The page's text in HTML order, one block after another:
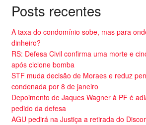
Posts recentes
A taxa do condomínio sobe, mas para
dinheiro?
RS: Defesa Civil confirma uma morte e
após ciclone bomba
STF muda decisão de Moraes e reduz
condenada por 8 de janeiro
Depoimento de Jaques Wagner à PF é
pedido da defesa
AGU pedirá na Justiça a retirada do